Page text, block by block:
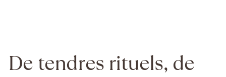
De tendres rituels, de